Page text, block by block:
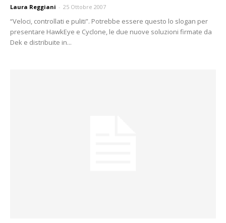
Laura Reggiani - 25 Ottobre 2007
“Veloci, controllati e puliti”. Potrebbe essere questo lo slogan per
presentare HawkEye e Cyclone, le due nuove soluzioni firmate da
Dek e distribuite in...